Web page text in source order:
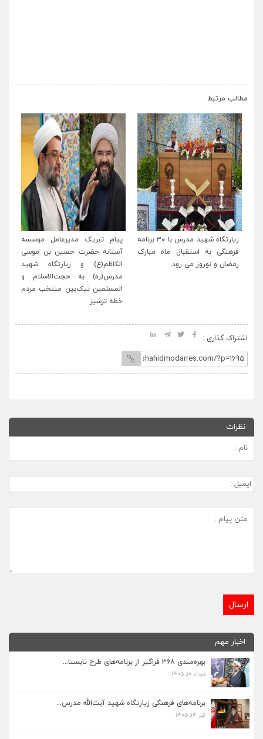
مطالب مرتبط
زیارتگاه شهید مدرس با ۳۰ برنامه
فرهنگی به استقبال ماه مبارک
رمضان و نوروز می رود.
پیام تبریک مدیرعامل موسسه
آستانه حضرت حسین بن موسی
الکاظم(ع) و زیارتگاه شهید
مدرس(ره) به حجت‌الاسلام و
المسلمین نیک‌بین منتخب مردم
خطه ترشیز
اشتراک گذاری :
نظرات
اخبار مهم
بهره‌مندی ۳۶۸ فراگیر از برنامه‌های طرح تابستا...
مرداد ۱۰, ۱۴۰۵
برنامه‌های فرهنگی زیارتگاه شهید آیت‌الله مدرس...
تیر ۱۴, ۱۴۰۵
برنامه‌های فرهنگی زیارتگاه شهید آیت‌الله مدرس...
پیام نوروزی رهبر انقلاب به مناسبت آغاز سال ۱۴...
ماه مبارک رمضان، فرصتی طلایی برای تزکیه نفس، ...